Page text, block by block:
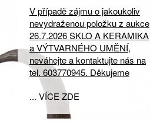
V případě zájmu o jakoukoliv
nevydraženou položku z aukce
26.7.2026 SKLO A KERAMIKA
a VÝTVARNÉHO UMĚNÍ,
neváhejte a kontaktujte nás na
tel. 603770945. Děkujeme
... VÍCE ZDE